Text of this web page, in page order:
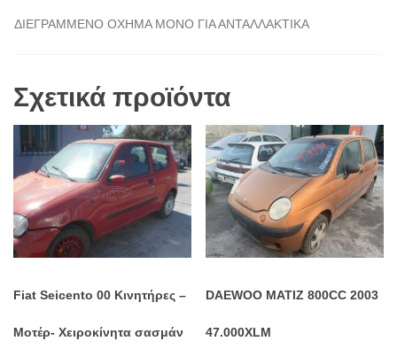
ΔΙΕΓΡΑΜΜΕΝΟ ΟΧΗΜΑ ΜΟΝΟ ΓΙΑ ΑΝΤΑΛΛΑΚΤΙΚΑ
Σχετικά προϊόντα
Fiat Seicento 00 Κινητήρες –
Μοτέρ- Χειροκίνητα σασμάν
DAEWOO MATIZ 800CC 2003
47.000XLM